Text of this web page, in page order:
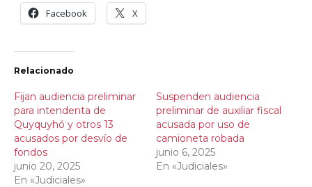
Facebook X
Relacionado
Fijan audiencia preliminar
para intendenta de
Quyquyhó y otros 13
acusados por desvío de
fondos
junio 20, 2025
En «Judiciales»
Suspenden audiencia
preliminar de auxiliar fiscal
acusada por uso de
camioneta robada
junio 6, 2025
En «Judiciales»